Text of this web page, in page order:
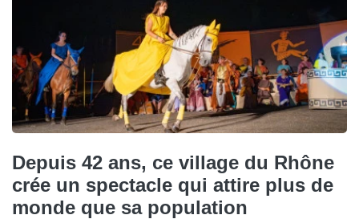
Depuis 42 ans, ce village du Rhône
crée un spectacle qui attire plus de
monde que sa population